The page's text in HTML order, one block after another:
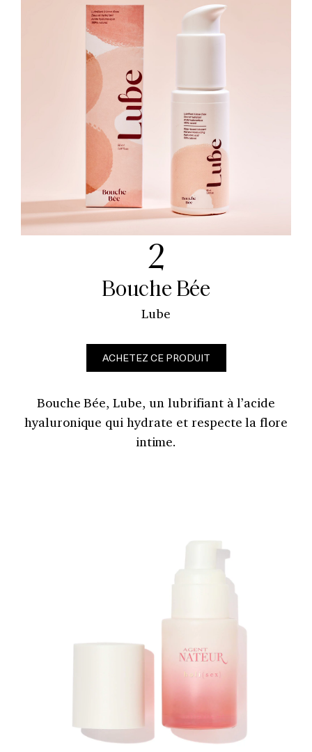
2
Bouche Bée
Lube
ACHETEZ CE PRODUIT
Bouche Bée, Lube, un lubrifiant à l’acide
hyaluronique qui hydrate et respecte la flore
intime.